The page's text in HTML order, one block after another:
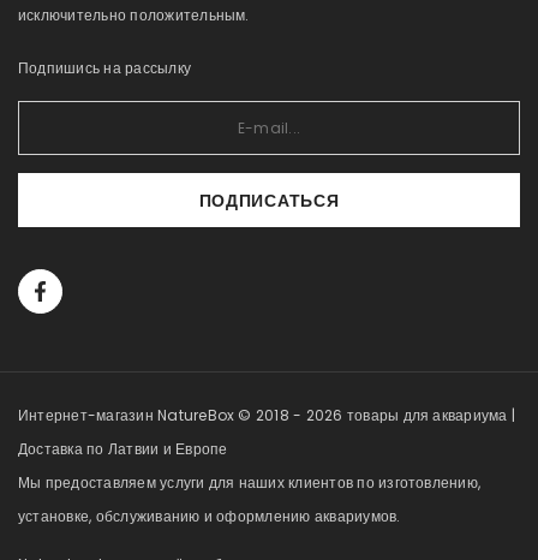
исключительно положительным.
Подпишись на рассылку
ПОДПИСАТЬСЯ
Интернет-магазин NatureBox © 2018 - 2026 товары для аквариума |
Доставка по Латвии и Европе
Мы предоставляем услуги для наших клиентов по изготовлению,
установке, обслуживанию и оформлению аквариумов.